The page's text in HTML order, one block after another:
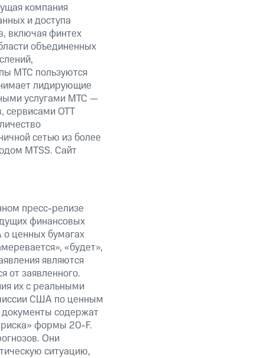
компания
и доступа
включая финтех
объединенных
МТС пользуются
лидирующие
услугами МТС —
сервисами OTT
сетью из более
MTSS. Сайт
пресс-релизе
финансовых
о ценных бумагах
«будет»,
являются
от заявленного.
их с реальными
США по ценным
содержат
формы 20-F.
Они
ситуацию,